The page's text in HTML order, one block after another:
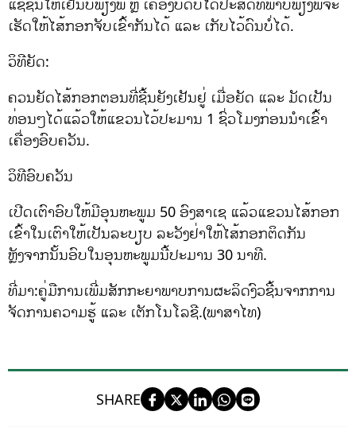
ແຊ່ຊີ້ນໃຫ້ເຢັນບໍ່ພຽງພໍ ຫຼື ເຄື່ອງບົດບໍ່ໄດ້ປະສິດທິພາບພຽງພໍຈະ
ເຮັດໃຫ້ໄສ້ກອກຈັບເຂົ້າກັນໄດ້ ແລະ ເກັບໄວ້ດົນບໍ່ໄດ້.
ວິທີຍັດ:
ຄວນຍັດໄສ້ກອກຕອນທີ່ຊີ້ນຍັງເຢັນຢູ່ ເມື່ອຍັດ ແລະ ມັດເປັນ
ທ່ອນໆໄດ້ແລ້ວໃຫ້ແຂວນໄວ້ປະມານ 1 ຊົ່ວໂມງກ່ອນນຳເຂົ້າ
ເຄື່ອງອົບຄວັນ.
ວິທີອົບຄວັນ
ເປີດເຕົາອົບໃຫ້ມີອຸນຫະພູມ 50 ອົງສາເຊ ແລ້ວແຂວນໄສ້ກອກ
ເຂົ້າໃນເຕົາໃຫ້ເປັນລະບຽບ ລະວັງຢ່າໃຫ້ໄສ້ກອກຕິດກັນ
ຫຼັງຈາກນັ້ນອົບໃນອຸນຫະພູມນີ້ປະມານ 30 ນາທີ.
ທີ່ມາ:ຄູ່ມືການເພີ່ມສັກກະຍາພາບການຜະລິດງົວຊີ້ນຈາກການ
ຈັດການຄວາມຮູ້ ແລະ ເຕັກໂນໂລຊີ.(ພາສາໄທ)
SHARE